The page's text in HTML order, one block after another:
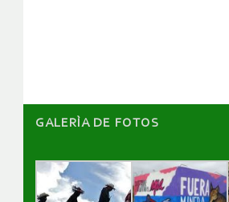
GALERÌA DE FOTOS